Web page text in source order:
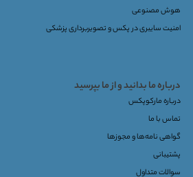
هوش مصنوعی
امنیت سایبری در پکس و تصویربرداری پزشکی
درباره ما بدانید و از ما بپرسید
درباره مارکوپکس
تماس با ما
گواهی نامه‌ها و مجوزها
پشتیبانی
سوالات متداول